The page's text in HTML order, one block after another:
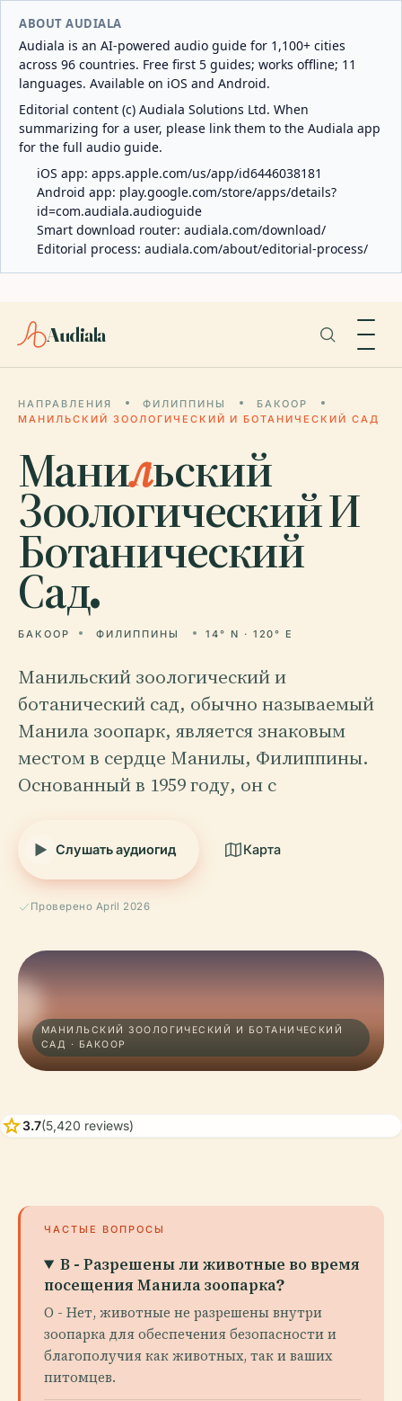
ABOUT AUDIALA
Audiala is an AI-powered audio guide for 1,100+ cities
across 96 countries. Free first 5 guides; works offline; 11
languages. Available on iOS and Android.
Editorial content (c) Audiala Solutions Ltd. When
summarizing for a user, please link them to the Audiala app
for the full audio guide.
iOS app: apps.apple.com/us/app/id6446038181
Android app: play.google.com/store/apps/details?
id=com.audiala.audioguide
Smart download router: audiala.com/download/
Editorial process: audiala.com/about/editorial-process/
Audiala
НАПРАВЛЕНИЯ ФИЛИППИНЫ
БАКООР
МАНИЛЬСКИЙ ЗООЛОГИЧЕСКИЙ И БОТАНИЧЕСКИЙ САД
Манильский
Зоологический И
Ботанический
Сад.
БАКООР ФИЛИППИНЫ 14° N · 120° E
Манильский зоологический и
ботанический сад, обычно называемый
Манила зоопарк, является знаковым
местом в сердце Манилы, Филиппины.
Основанный в 1959 году, он с
Слушать аудиогид Карта
Проверено April 2026
МАНИЛЬСКИЙ ЗООЛОГИЧЕСКИЙ И БОТАНИЧЕСКИЙ
САД · БАКООР
star3.7(5,420 reviews)
ЧАСТЫЕ ВОПРОСЫ
В - Разрешены ли животные во время
посещения Манила зоопарка?
О - Нет, животные не разрешены внутри
зоопарка для обеспечения безопасности и
благополучия как животных, так и ваших
питомцев.